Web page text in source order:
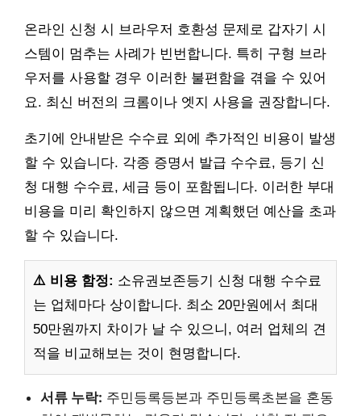
온라인 신청 시 브라우저 호환성 문제로 갑자기 시
스템이 멈추는 사례가 빈번합니다. 특히 구형 브라
우저를 사용할 경우 이러한 불편함을 겪을 수 있어
요. 최신 버전의 크롬이나 엣지 사용을 권장합니다.
초기에 안내받은 수수료 외에 추가적인 비용이 발생
할 수 있습니다. 각종 증명서 발급 수수료, 등기 신
청 대행 수수료, 세금 등이 포함됩니다. 이러한 부대
비용을 미리 확인하지 않으면 계획했던 예산을 초과
할 수 있습니다.
⚠️ 비용 함정: 소유권보존등기 신청 대행 수수료
는 업체마다 상이합니다. 최소 20만원에서 최대
50만원까지 차이가 날 수 있으니, 여러 업체의 견
적을 비교해보는 것이 현명합니다.
서류 누락: 주민등록등본과 주민등록초본을 혼동